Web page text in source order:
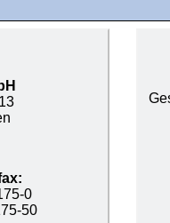
0
50